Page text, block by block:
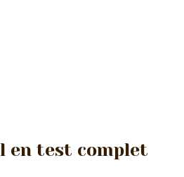
en test complet